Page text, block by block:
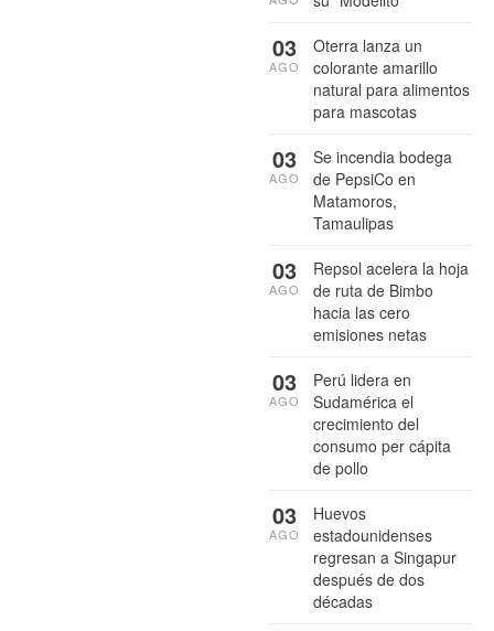
Oterra lanza un
colorante amarillo
natural para alimentos
para mascotas
03
AGO
Se incendia bodega
de PepsiCo en
Matamoros,
Tamaulipas
03
AGO
Repsol acelera la hoja
de ruta de Bimbo
hacia las cero
emisiones netas
03
AGO
Perú lidera en
Sudamérica el
crecimiento del
consumo per cápita
de pollo
03
AGO
Huevos
estadounidenses
regresan a Singapur
después de dos
décadas
03
AGO